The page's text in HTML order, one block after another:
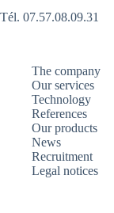
Tél. 07.57.08.09.31
The company
Our services
Technology
References
Our products
News
Recruitment
Legal notices